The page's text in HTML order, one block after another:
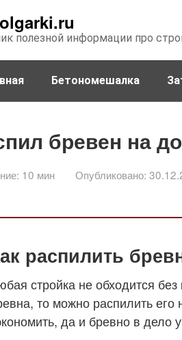
полезной информации про
Бетономешалка
бревен на
10 мин Опубликовано:
распилить
стройка не обходится
то можно распилить
да и бревно в дело